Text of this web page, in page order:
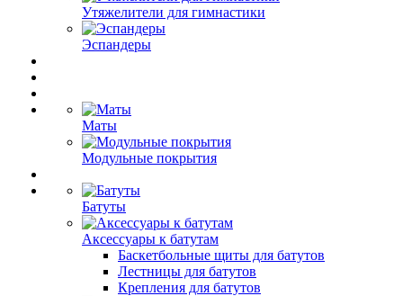
Утяжелители для гимнастики
Эспандеры
Маты
Модульные покрытия
Батуты
Аксессуары к батутам
Баскетбольные щиты для батутов
Лестницы для батутов
Крепления для батутов